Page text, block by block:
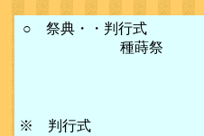
○ 祭典・・判行式
種蒔祭
※ 判行式